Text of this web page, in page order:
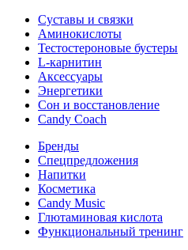
Суставы и связки
Аминокислоты
Тестостероновые бустеры
L-карнитин
Аксессуары
Энергетики
Сон и восстановление
Candy Coach
Бренды
Спецпредложения
Напитки
Косметика
Candy Music
Глютаминовая кислота
Функциональный тренинг